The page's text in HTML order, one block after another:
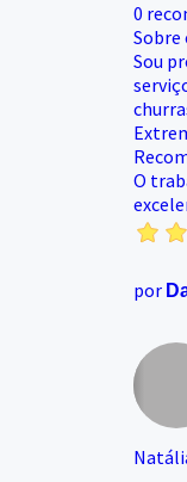
0
Sou
O
por